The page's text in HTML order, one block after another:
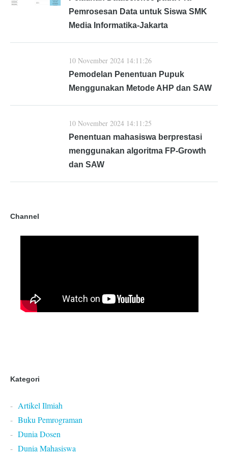
Pemrosesan Data untuk Siswa SMK
Media Informatika-Jakarta
10 November 2024 14:11:26
Pemodelan Penentuan Pupuk
Menggunakan Metode AHP dan SAW
10 November 2024 14:11:25
Penentuan mahasiswa berprestasi
menggunakan algoritma FP-Growth
dan SAW
Channel
Kategori
Artikel Ilmiah
Buku Pemrograman
Dunia Dosen
Dunia Mahasiswa